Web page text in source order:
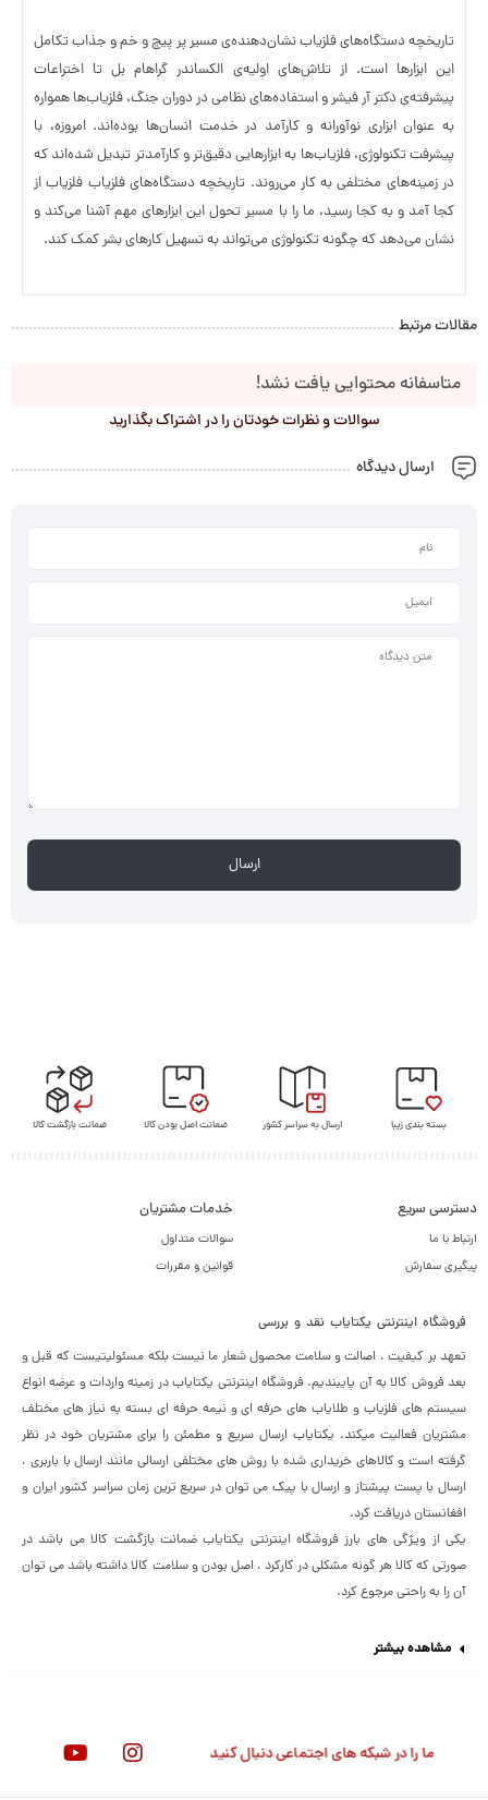
تاریخچه دستگاه‌های فلزیاب نشان‌دهنده‌ی مسیر پر پیچ و خم و جذاب تکامل
این ابزارها است. از تلاش‌های اولیه‌ی الکساندر گراهام بل تا اختراعات
پیشرفته‌ی دکتر آر فیشر و استفاده‌های نظامی در دوران جنگ، فلزیاب‌ها همواره
به عنوان ابزاری نوآورانه و کارآمد در خدمت انسان‌ها بوده‌اند. امروزه، با
پیشرفت تکنولوژی، فلزیاب‌ها به ابزارهایی دقیق‌تر و کارآمدتر تبدیل شده‌اند که
در زمینه‌های مختلفی به کار می‌روند. تاریخچه دستگاه‌های فلزیاب فلزیاب از
کجا آمد و به کجا رسید، ما را با مسیر تحول این ابزارهای مهم آشنا می‌کند و
نشان می‌دهد که چگونه تکنولوژی می‌تواند به تسهیل کارهای بشر کمک کند.
مقالات مرتبط
متاسفانه محتوایی یافت نشد!
سوالات و نظرات خودتان را در اشتراک بگذارید
ارسال دیدگاه
بسته بندی زیبا ارسال به سراسر کشور ضمانت اصل بودن کالا ضمانت بازگشت کالا
دسترسی سریع
ارتباط با ما
پیگیری سفارش
خدمات مشتریان
سوالات متداول
قوانین و مقررات
فروشگاه اینترنتی یکتایاب نقد و بررسی
تعهد بر کیفیت ، اصالت و سلامت محصول شعار ما نیست بلکه مسئولیتیست که قبل و
بعد فروش کالا به آن پایبندیم. فروشگاه اینترنتی یکتایاب در زمینه واردات و عرضه انواع
سیستم های فلزیاب و طلایاب های حرفه ای و نیمه حرفه ای بسته به نیاز های مختلف
مشتریان فعالیت میکند. یکتایاب ارسال سریع و مطمئن را برای مشتریان خود در نظر
گرفته است و کالاهای خریداری شده با روش های مختلفی ارسالی مانند ارسال با باربری ،
ارسال با پست پیشتاز و ارسال با پیک می توان در سریع ترین زمان سراسر کشور ایران و
افغانستان دریافت کرد.
یکی از ویژگی های بارز فروشگاه اینترنتی یکتایاب ضمانت بازگشت کالا می باشد در
صورتی که کالا هر گونه مشکلی در کارکرد ، اصل بودن و سلامت کالا داشته باشد می توان
آن را به راحتی مرجوع کرد.
مشاهده بیشتر
ما را در شبکه های اجتماعی دنبال کنید